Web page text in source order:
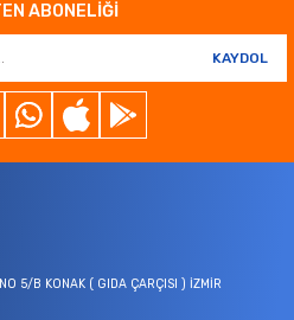
ABONELİĞİ
KAYDOL
5/B KONAK ( GIDA ÇARÇISI ) İZMİR